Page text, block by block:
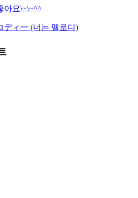
아요\~\~^^
ディ一 (너는 멜로디)